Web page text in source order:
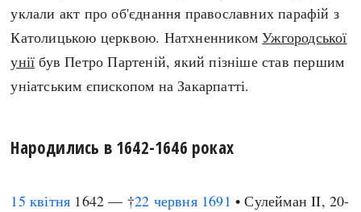
уклали акт про об'єднання православних парафій з
Католицькою церквою. НатхненникомУжгородської
унії був Петро Партеній, який пізніше став першим
уніатським єпископом на Закарпатті.
Народились в 1642-1646 роках
15 квітня 1642 — †22 червня 1691 • Сулейман II, 20-